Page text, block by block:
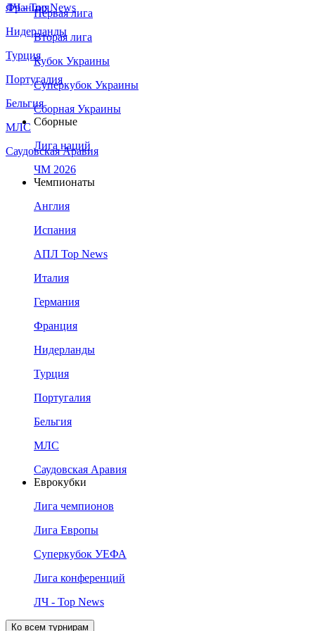
Франция
Нидерланды
Турция
Португалия
Бельгия
МЛС
Саудовская Аравия
ЛЧ - Top News
Первая лига
Вторая лига
Кубок Украины
Суперкубок Украины
Сборная Украины
Сборные
Лига наций
ЧМ 2026
Чемпионаты
Англия
Испания
АПЛ Top News
Италия
Германия
Франция
Нидерланды
Турция
Португалия
Бельгия
МЛС
Саудовская Аравия
Еврокубки
Лига чемпионов
Лига Европы
Суперкубок УЕФА
Лига конференций
ЛЧ - Top News
Ко всем турнирам